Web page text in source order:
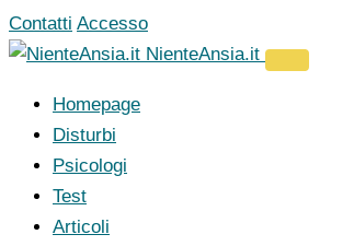
Vai
al
Contatti Accesso
NienteAnsia.it
Homepage
Disturbi
Psicologi
Test
Articoli